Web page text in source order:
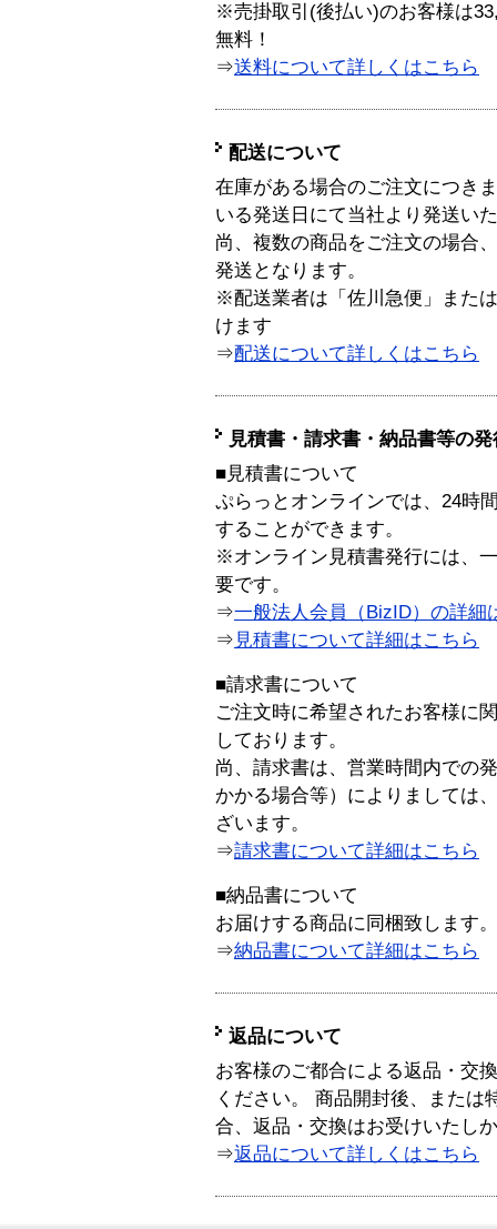
※売掛取引(後払い)のお客様は
無料！
⇒送料について詳しくはこちら
配送について
在庫がある場合のご注文につき
いる発送日にて当社より発送い
尚、複数の商品をご注文の場合
発送となります。
※配送業者は「佐川急便」また
けます
⇒配送について詳しくはこちら
見積書・請求書・納品書等の
■見積書について
ぷらっとオンラインでは、24時
することができます。
※オンライン見積書発行には、
要です。
⇒一般法人会員（BizID）の詳細
⇒ 見積書について詳細はこちら
■請求書について
ご注文時に希望されたお客様に
しております。
尚、請求書は、営業時間内での
かかる場合等）によりましては
ざいます。
⇒請求書について詳細はこちら
■納品書について
お届けする商品に同梱致します。
⇒納品書について詳細はこちら
返品について
お客様のご都合による返品・交
ください。 商品開封後、または
合、返品・交換はお受けいたし
⇒返品について詳しくはこちら